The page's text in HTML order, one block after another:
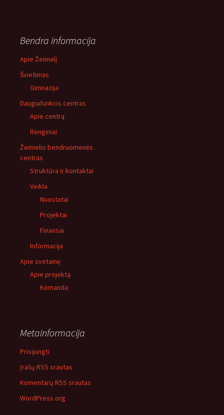
Bendra informacija
Apie Žeimelį
Švietimas
Gimnazija
Daugiafunkcis centras
Apie centrą
Renginiai
Žeimelio bendruomenės
centras
Struktūra ir kontaktai
Veikla
Nuostatai
Projektai
Finansai
Informacija
Apie svetainę
Apie projektą
Komanda
Metainformacija
Prisijungti
Įrašų RSS srautas
Komentarų RSS srautas
WordPress.org